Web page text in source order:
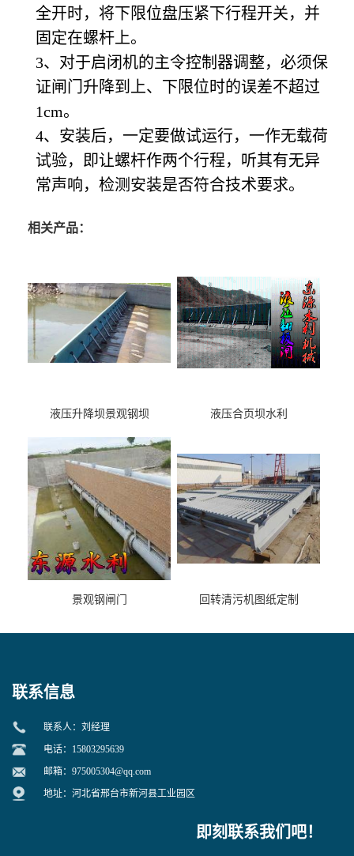
全开时，将下限位盘压紧下行程开关，并
固定在螺杆上。
3、对于启闭机的主令控制器调整，必须保
证闸门升降到上、下限位时的误差不超过
1cm。
4、安装后，一定要做试运行，一作无载荷
试验，即让螺杆作两个行程，听其有无异
常声响，检测安装是否符合技术要求。
相关产品：
液压升降坝景观钢坝 液压合页坝水利
景观钢闸门 回转清污机图纸定制
联系信息
联系人：刘经理
电话：15803295639
邮箱： 975005304@qq.com
地址：河北省邢台市新河县工业园区
即刻联系我们吧！